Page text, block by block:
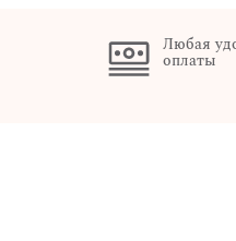
Любая
оплаты